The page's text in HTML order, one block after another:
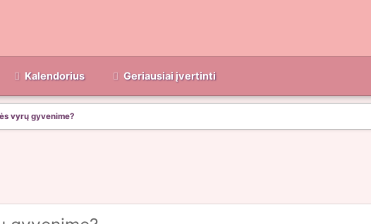
Kalendorius Geriausiai įvertinti
vyrų gyvenime?